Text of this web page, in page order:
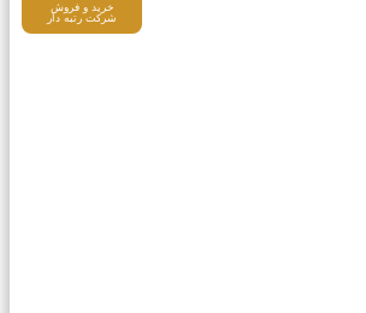
خرید و فروش
شرکت رتبه دار